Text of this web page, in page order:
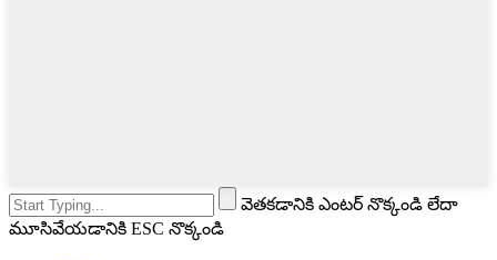
వెతకడానికి ఎంటర్ నొక్కండి లేదా
మూసివేయడానికి ESC నొక్కండి